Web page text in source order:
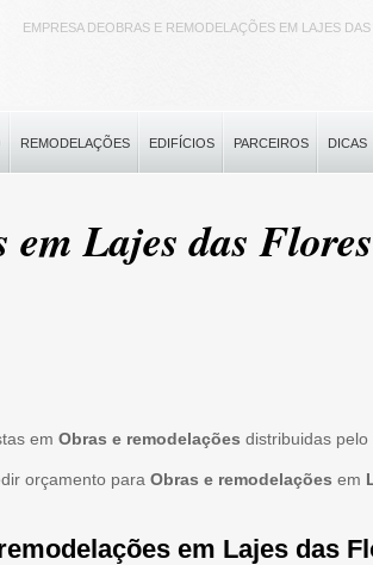
EMPRESA DEOBRAS E REMODELAÇÕES EM LAJES
REMODELAÇÕES EDIFÍCIOS PARCEIROS DICAS
em Lajes das Flores
em Obras e remodelações distribuidas pelo
orçamento para Obras e remodelações em
em Lajes das